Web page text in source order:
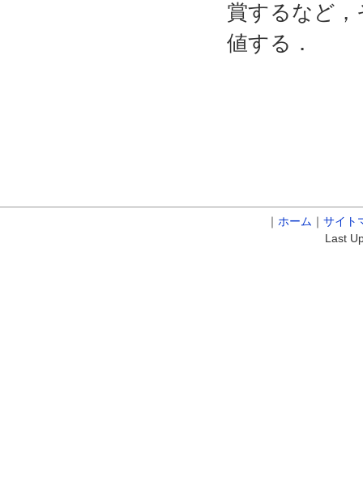
賞するなど，
値する．
｜ ホーム ｜ サイト
Last